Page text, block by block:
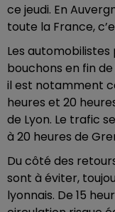
ce jeudi. En
toute la France,
Les
bouchons en fin
il est notamment
heures et 20
de Lyon. Le trafic
à 20 heures de
Du côté des
sont à éviter,
lyonnais. De 15